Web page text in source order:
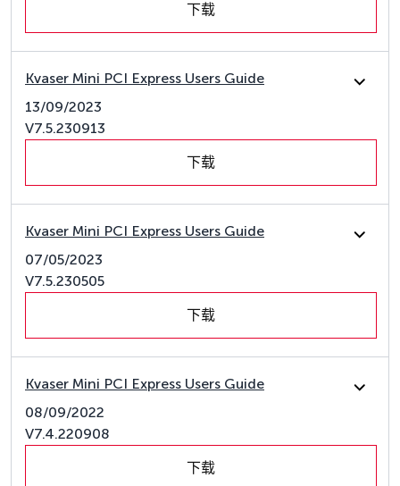
下载
Kvaser Mini PCI Express Users Guide
13/09/2023
V7.5.230913
下载
Kvaser Mini PCI Express Users Guide
07/05/2023
V7.5.230505
下载
Kvaser Mini PCI Express Users Guide
08/09/2022
V7.4.220908
下载